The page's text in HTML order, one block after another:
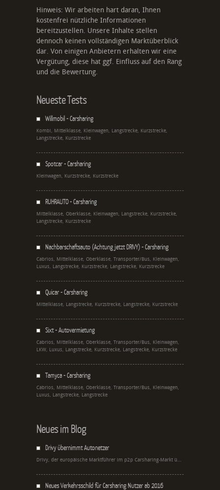
Hinweis: Wir arbeiten hart daran, Ihnen
kostenfrei nützliche Informationen
bereitzustellen. Unsere Inhalte stellen
dennoch keinen vollständigen Marktüberblick
dar. Von einigen Anbietern erhalten wir eine
Vergütung, diese hat ggf. Einfluss auf den Rang
und die Bewertung.
Neueste Tests
Willmobil - Carsharing
Kombi, Mittelklasse, Kleinwagen, Langstrecke, Kurzstrecke,
Langstrecke, Kurzstrecke
Spotcar - Carsharing
Kleinwagen, Kurzstrecke, Kurzstrecke
RUHRAUTO - Carsharing
Mittelklasse, Oberklasse, Kleinwagen, Langstrecke, Kurzstrecke,
Langstrecke, Kurzstrecke
Nachbarschaftsauto (Achtung jetzt DRIVY) - Carsharing
Cabrios, Mittelklasse, Oberklasse, Transporter/Bus, Kleinwagen,
Luxus, Langstrecke, Kurzstrecke, Langstrecke, Kurzstrecke
Quicar - Carsharing
Mittelklasse, Langstrecke, Kurzstrecke, Langstrecke, Kurzstrecke
Sixt - Autovermietung
Cabrios, Mittelklasse, Oberklasse, Transporter/Bus, Kleinwagen,
LKW, Luxus, Langstrecke, Kurzstrecke, Langstrecke, Kurzstrecke
Tamyca - Carsharing
Cabrios, Mittelklasse, Oberklasse, Transporter/Bus, Kleinwagen,
Luxus, Langstrecke, Langstrecke
Neues im Blog
Drivy übernimmt Autonetzer
Drivy, der europäische Marktführer im p2p Carsharing-Markt ü...
Neues Verkehrsschild für Carsharing Nutzer ab 2016